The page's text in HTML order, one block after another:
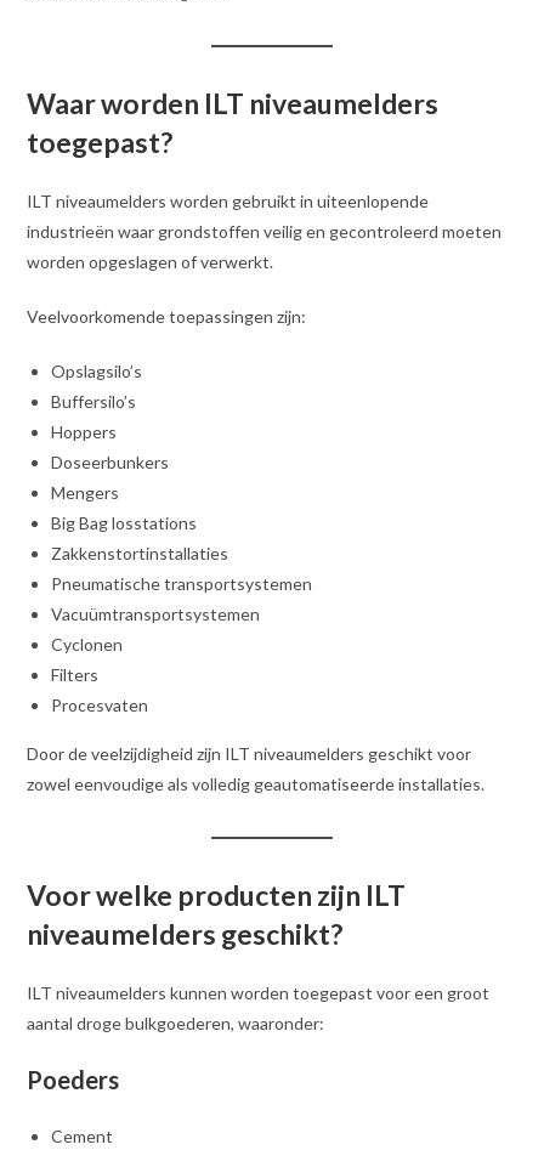
Waar worden ILT niveaumelders
toegepast?
ILT niveaumelders worden gebruikt in uiteenlopende
industrieën waar grondstoffen veilig en gecontroleerd moeten
worden opgeslagen of verwerkt.
Veelvoorkomende toepassingen zijn:
Opslagsilo’s
Buffersilo’s
Hoppers
Doseerbunkers
Mengers
Big Bag losstations
Zakkenstortinstallaties
Pneumatische transportsystemen
Vacuümtransportsystemen
Cyclonen
Filters
Procesvaten
Door de veelzijdigheid zijn ILT niveaumelders geschikt voor
zowel eenvoudige als volledig geautomatiseerde installaties.
Voor welke producten zijn ILT
niveaumelders geschikt?
ILT niveaumelders kunnen worden toegepast voor een groot
aantal droge bulkgoederen, waaronder:
Poeders
Cement